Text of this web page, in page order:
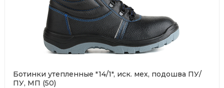
Ботинки утепленные "14/1", иск. мех, подошва ПУ/
ПУ, МП (50)